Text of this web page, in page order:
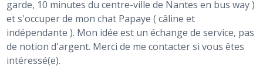
garde, 10 minutes du centre-ville de Nantes en bus way )
et s'occuper de mon chat Papaye ( câline et
indépendante ). Mon idée est un échange de service, pas
de notion d'argent. Merci de me contacter si vous êtes
intéressé(e).